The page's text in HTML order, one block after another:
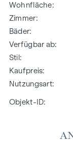
Wohnfläche
Zimmer
Bäder
Verfügbar ab
Stil
Kaufpreis
Nutzungsart
Objekt-ID: